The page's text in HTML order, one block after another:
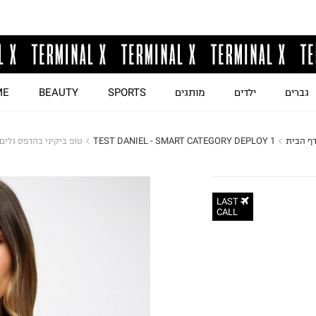
גברים ילדים מותגים SPORTS
BEAUTY
דף הבית TEST DANIEL - SMART CATEGORY DEPLOY 1 טופ ביקיני בהדפס גלים
LAST
CALL